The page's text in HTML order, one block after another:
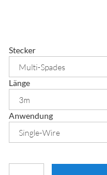
Stecker
Länge
Anwendung